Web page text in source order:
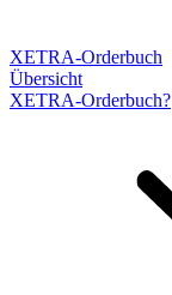
XETRA-Orderbuch
Übersicht
XETRA-Orderbuch?